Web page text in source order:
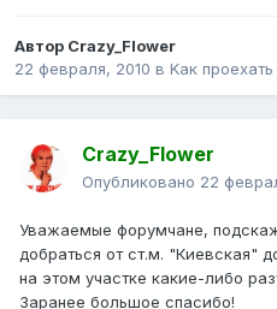
Автор Crazy_Flower
22 февраля, 2010 в Kак проехать
Crazy_Flower
Опубликовано 22
Уважаемые форумчане,
добраться от ст.м. "Киевская"
на этом участке какие-либо
Заранее большое спасибо!